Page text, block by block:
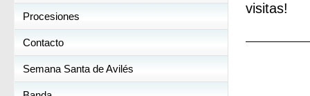
Procesiones
Contacto
Semana Santa de Avilés
visitas!